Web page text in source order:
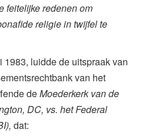
feitelijke redenen om
religie in twijfel te
luidde de uitspraak van
van het
deMoederkerk van de
DC, vs. het Federal
dat: